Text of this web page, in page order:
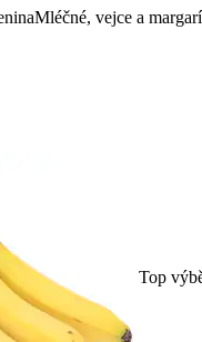
Mléčné, vejce a
Top